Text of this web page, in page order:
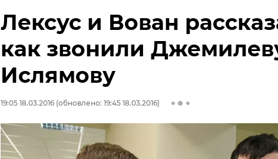
Лексус и Вован
как звонили
Ислямову
19:05 18.03.2016 (обновлено: 19:45 18.03.2016)